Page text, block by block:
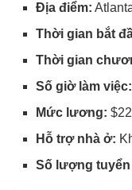
Địa điểm:
Thời gian bắt
Thời gian
Số giờ làm việc:
Mức lương:
Hỗ trợ nhà ở:
Số lượng